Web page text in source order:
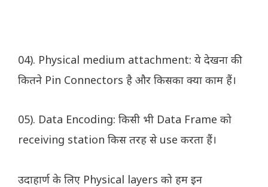
04). Physical medium attachment: ये देखना की
कितने Pin Connectors है और किसका क्या काम हैं।
05). Data Encoding: किसी भी Data Frame को
receiving station किस तरह से use करता हैं।
उदाहार्ण के लिए Physical layers को हम इन